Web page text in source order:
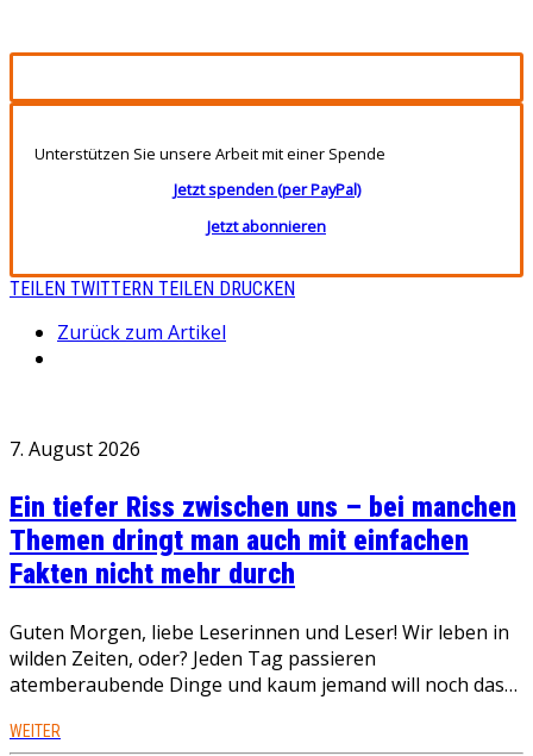
Unterstützen Sie unsere Arbeit mit einer Spende
Jetzt spenden (per PayPal)
Jetzt abonnieren
TEILEN TWITTERN TEILEN DRUCKEN
Zurück zum Artikel
7. August 2026
Ein tiefer Riss zwischen uns – bei manchen
Themen dringt man auch mit einfachen
Fakten nicht mehr durch
Guten Morgen, liebe Leserinnen und Leser! Wir leben in
wilden Zeiten, oder? Jeden Tag passieren
atemberaubende Dinge und kaum jemand will noch das…
WEITER